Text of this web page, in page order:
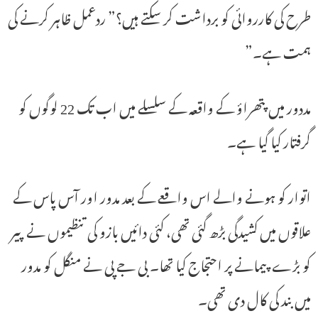
طرح کی کارروائی کو برداشت کر سکتے ہیں؟” ردعمل ظاہر کرنے کی
ہمت ہے۔”
مددور میں پتھراؤ کے واقعہ کے سلسلے میں اب تک 22 لوگوں کو
گرفتار کیا گیا ہے۔
اتوار کو ہونے والے اس واقعے کے بعد مدور اور آس پاس کے
علاقوں میں کشیدگی بڑھ گئی تھی، کئی دائیں بازو کی تنظیموں نے پیر
کو بڑے پیمانے پر احتجاج کیا تھا۔ بی جے پی نے منگل کو مدور
میں بند کی کال دی تھی۔